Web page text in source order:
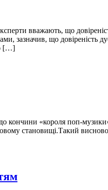
вважають, що
зазначив, що
[…]
до кончини «короля поп-
становищі.Такий